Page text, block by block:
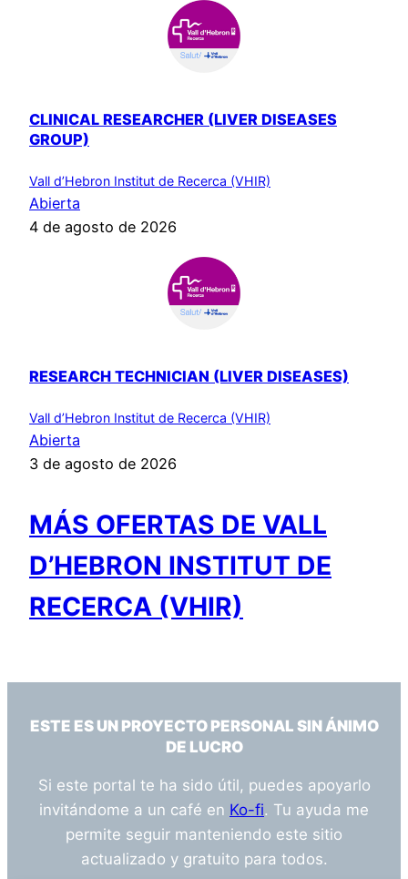
CLINICAL RESEARCHER (LIVER DISEASES
GROUP)
Vall d’Hebron Institut de Recerca (VHIR)
Abierta
4 de agosto de 2026
RESEARCH TECHNICIAN (LIVER DISEASES)
Vall d’Hebron Institut de Recerca (VHIR)
Abierta
3 de agosto de 2026
MÁS OFERTAS DE VALL
D’HEBRON INSTITUT DE
RECERCA (VHIR)
ESTE ES UN PROYECTO PERSONAL SIN ÁNIMO
DE LUCRO
Si este portal te ha sido útil, puedes apoyarlo
invitándome a un café en Ko-fi. Tu ayuda me
permite seguir manteniendo este sitio
actualizado y gratuito para todos.